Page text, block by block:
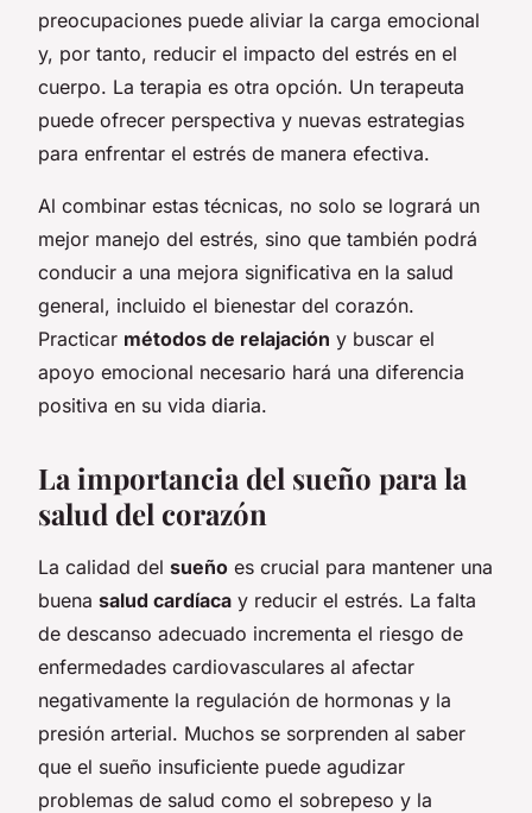
preocupaciones puede aliviar la carga emocional
y, por tanto, reducir el impacto del estrés en el
cuerpo. La terapia es otra opción. Un terapeuta
puede ofrecer perspectiva y nuevas estrategias
para enfrentar el estrés de manera efectiva.
Al combinar estas técnicas, no solo se logrará un
mejor manejo del estrés, sino que también podrá
conducir a una mejora significativa en la salud
general, incluido el bienestar del corazón.
Practicar métodos de relajación y buscar el
apoyo emocional necesario hará una diferencia
positiva en su vida diaria.
La importancia del sueño para la
salud del corazón
La calidad del sueño es crucial para mantener una
buena salud cardíaca y reducir el estrés. La falta
de descanso adecuado incrementa el riesgo de
enfermedades cardiovasculares al afectar
negativamente la regulación de hormonas y la
presión arterial. Muchos se sorprenden al saber
que el sueño insuficiente puede agudizar
problemas de salud como el sobrepeso y la